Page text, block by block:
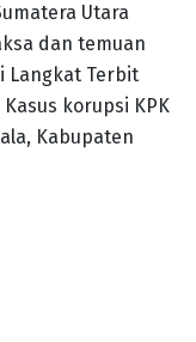
Utara
dan temuan
Langkat Terbit
korupsi KPK
Kabupaten